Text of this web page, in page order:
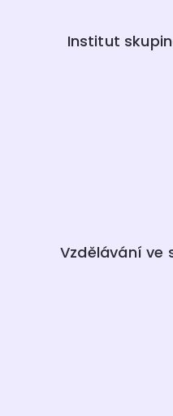
Institut
Vzdělávání ve